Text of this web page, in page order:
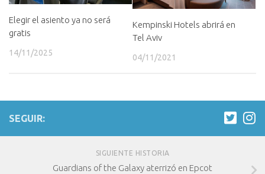
Elegir el asiento ya no será
gratis
14/11/2025
Kempinski Hotels abrirá en
Tel Aviv
04/11/2021
SEGUIR:
SIGUIENTE HISTORIA
Guardians of the Galaxy aterrizó en Epcot